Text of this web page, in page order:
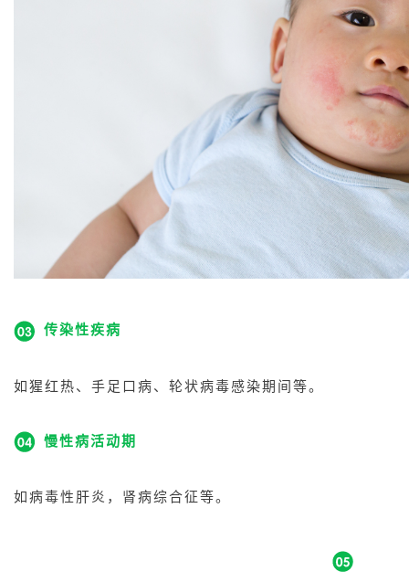
传染性疾病
如猩红热、手足口病、轮状病毒感染期间等。
慢性病活动期
如病毒性肝炎，肾病综合征等。